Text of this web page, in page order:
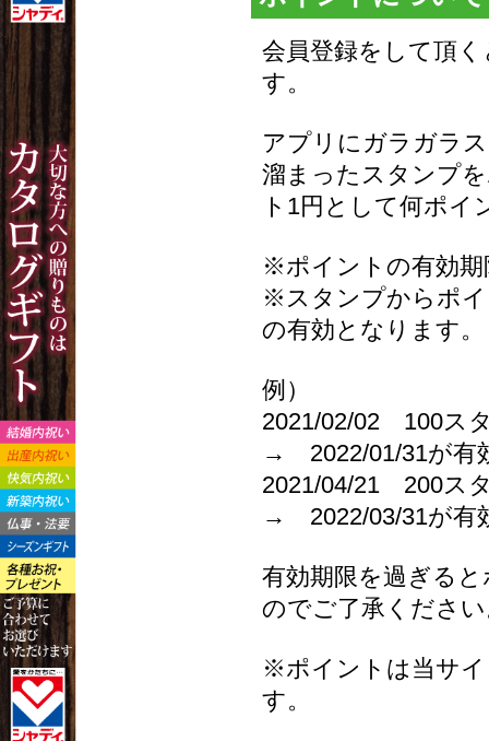
会員登録をして頂
す。
アプリにガラガラ
溜まったスタンプ
ト1円として何ポ
※ポイントの有効期
※スタンプからポ
の有効となります。
例）
2021/02/02 100ス
→ 2022/01/31が有
2021/04/21 200ス
→ 2022/03/31が有
有効期限を過ぎる
のでご了承くださ
※ポイントは当サ
す。